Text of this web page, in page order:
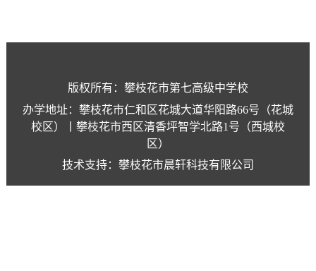
版权所有：攀枝花市第七高级中学校
办学地址：攀枝花市仁和区花城大道华阳路66号（花城
校区）丨攀枝花市西区清香坪智学北路1号（西城校
区）
技术支持：攀枝花市晨轩科技有限公司